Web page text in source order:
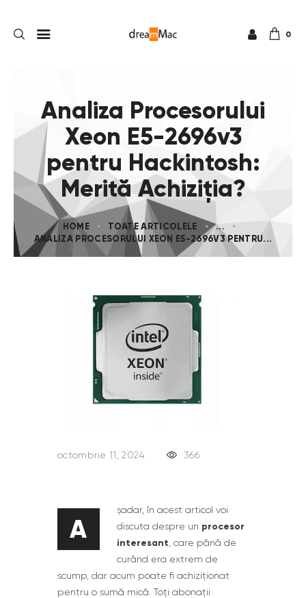
0
Analiza Procesorului
Xeon E5-2696v3
pentru Hackintosh:
Merită Achiziția?
HOME TOATE ARTICOLELE
...
ANALIZA PROCESORULUI XEON E5-2696V3 PENTRU...
octombrie 11, 2024 366
A
șadar, în acest articol voi
discuta despre un procesor
interesant , care până de
curând era extrem de
scump, dar acum poate fi achiziționat
pentru o sumă mică. Toți abonații